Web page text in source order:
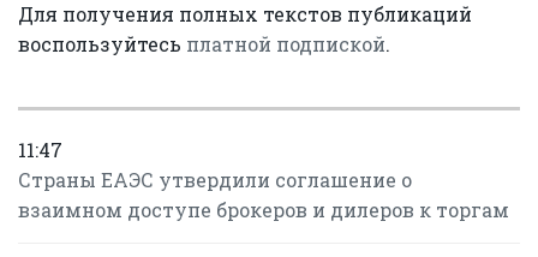
Для получения полных текстов публикаций
воспользуйтесь платной подпиской.
11:47
Страны ЕАЭС утвердили соглашение о
взаимном доступе брокеров и дилеров к торгам